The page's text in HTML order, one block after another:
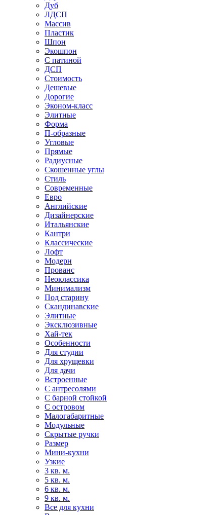
Дуб
ЛДСП
Массив
Пластик
Шпон
Экошпон
С патиной
ДСП
Стоимость
Дешевые
Дорогие
Эконом-класс
Элитные
Форма
П-образные
Угловые
Прямые
Радиусные
Скошенные углы
Стиль
Современные
Евро
Английские
Дизайнерские
Итальянские
Кантри
Классические
Лофт
Модерн
Прованс
Неоклассика
Минимализм
Под старину
Скандинавские
Элитные
Эксклюзивные
Хай-тек
Особенности
Для студии
Для хрущевки
Для дачи
Встроенные
С антресолями
С барной стойкой
С островом
Малогабаритные
Модульные
Скрытые ручки
Размер
Мини-кухни
Узкие
3 кв. м.
5 кв. м.
6 кв. м.
9 кв. м.
Все для кухни